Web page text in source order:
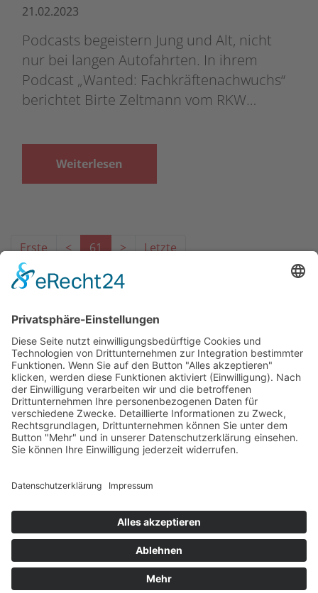
21.02.2023
Podcasts begeistern Jung und Alt, nicht
nur bei langen Autofahrten. In ihrem
Podcast „Wanted: Fachkräftenachwuchs“
berichtet Birte Zeltmann vom RKW…
Weiterlesen
Erste < 61 > Letzte
Das Projekt zur Implementierung der Einheitlichen
Ansprechstellen für Arbeitgeber gemäß § 185a SGB IX in
Hessen wird gefördert aus Mitteln des LWV Hessen
Integrationsamtes. Das Projekt wird unter Einbindung
des Hessischen Ministeriums für Arbeit, Integration,
Jugend und Soziales von der Forschungsstelle des
Bildungswerks der Hessischen Wirtschaft e. V.
durchgeführt.
DATENSCHUTZ